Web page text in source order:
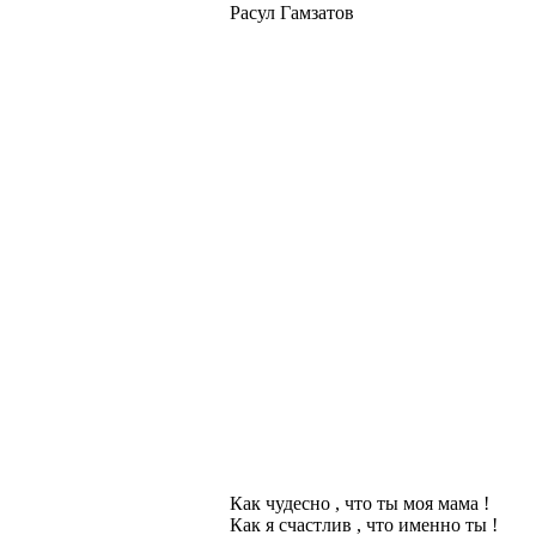
Расул Гамзатов
Как чудесно , что ты моя мама !
Как я счастлив , что именно ты !